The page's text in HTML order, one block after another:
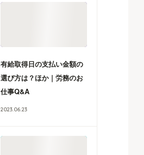
有給取得日の支払い金額の
選び方は？ほか｜労務のお
仕事Q&A
2023.06.23